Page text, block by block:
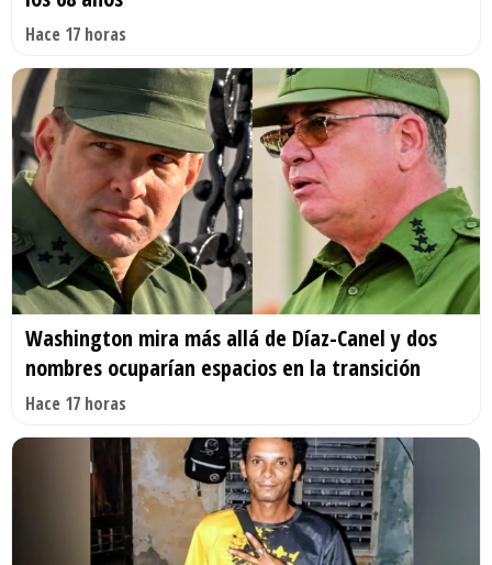
Hace 17 horas
Washington mira más allá de Díaz-Canel y dos
nombres ocuparían espacios en la transición
Hace 17 horas